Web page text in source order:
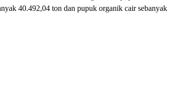
40.492,04 ton dan pupuk organik cair sebanyak